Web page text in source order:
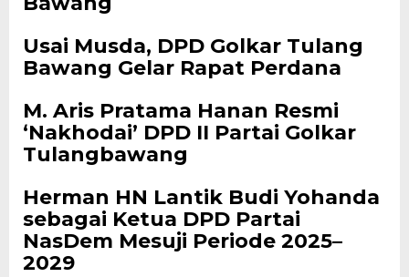
Usai Musda, DPD Golkar Tulang
Bawang Gelar Rapat Perdana
M. Aris Pratama Hanan Resmi
‘Nakhodai’ DPD II Partai Golkar
Tulangbawang
Herman HN Lantik Budi Yohanda
sebagai Ketua DPD Partai
NasDem Mesuji Periode 2025–
2029